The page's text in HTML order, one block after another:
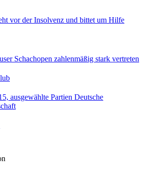
vor der Insolvenz und bittet um Hilfe
Schachopen zahlenmäßig stark vertreten
ausgewählte Partien Deutsche